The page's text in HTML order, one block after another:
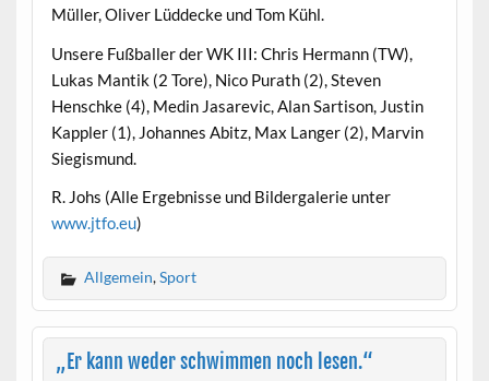
Müller, Oliver Lüddecke und Tom Kühl.
Unsere Fußballer der WK III: Chris Hermann (TW),
Lukas Mantik (2 Tore), Nico Purath (2), Steven
Henschke (4), Medin Jasarevic, Alan Sartison, Justin
Kappler (1), Johannes Abitz, Max Langer (2), Marvin
Siegismund.
R. Johs (Alle Ergebnisse und Bildergalerie unter
www.jtfo.eu)
Allgemein,Sport
„Er kann weder schwimmen noch lesen.“